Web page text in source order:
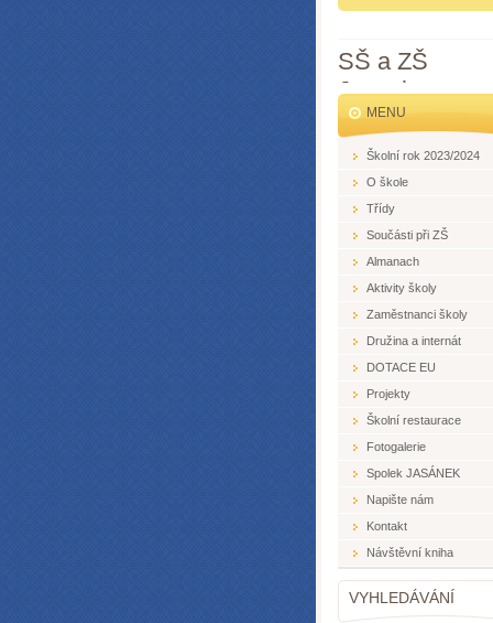
SŠ a ZŠ
Jesenice
MENU
Školní rok 2023/2024
O škole
Třídy
Součásti při ZŠ
Almanach
Aktivity školy
Zaměstnanci školy
Družina a internát
DOTACE EU
Projekty
Školní restaurace
Fotogalerie
Spolek JASÁNEK
Napište nám
Kontakt
Návštěvní kniha
VYHLEDÁVÁNÍ